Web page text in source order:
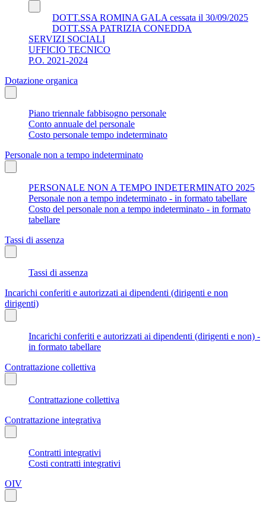
DOTT.SSA ROMINA GALA cessata il 30/09/2025
DOTT.SSA PATRIZIA CONEDDA
SERVIZI SOCIALI
UFFICIO TECNICO
P.O. 2021-2024
Dotazione organica
Piano triennale fabbisogno personale
Conto annuale del personale
Costo personale tempo indeterminato
Personale non a tempo indeterminato
PERSONALE NON A TEMPO INDETERMINATO 2025
Personale non a tempo indeterminato - in formato tabellare
Costo del personale non a tempo indeterminato - in formato
tabellare
Tassi di assenza
Tassi di assenza
Incarichi conferiti e autorizzati ai dipendenti (dirigenti e non
dirigenti)
Incarichi conferiti e autorizzati ai dipendenti (dirigenti e non) -
in formato tabellare
Contrattazione collettiva
Contrattazione collettiva
Contrattazione integrativa
Contratti integrativi
Costi contratti integrativi
OIV